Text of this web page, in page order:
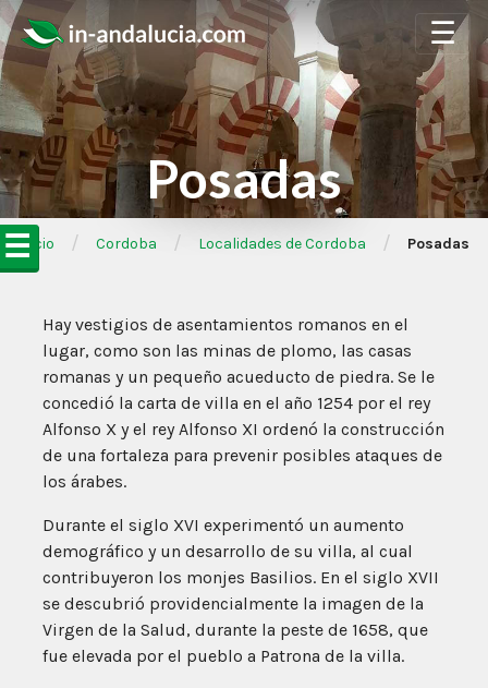
☰
☰
Posadas
➦Inicio / Cordoba / Localidades de Cordoba / Posadas
Hay vestigios de asentamientos romanos en el
lugar, como son las minas de plomo, las casas
romanas y un pequeño acueducto de piedra. Se le
concedió la carta de villa en el año 1254 por el rey
Alfonso X y el rey Alfonso XI ordenó la construcción
de una fortaleza para prevenir posibles ataques de
los árabes.
Durante el siglo XVI experimentó un aumento
demográfico y un desarrollo de su villa, al cual
contribuyeron los monjes Basilios. En el siglo XVII
se descubrió providencialmente la imagen de la
Virgen de la Salud, durante la peste de 1658, que
fue elevada por el pueblo a Patrona de la villa.